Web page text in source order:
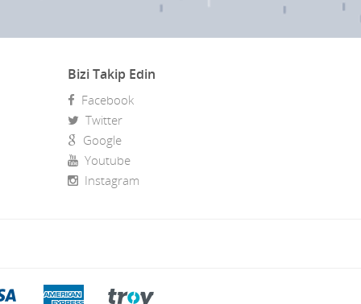
Bizi Takip Edin
Facebook
Twitter
Google
Youtube
Instagram